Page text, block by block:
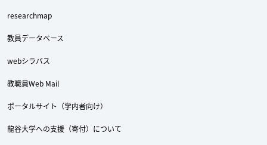
researchmap
教員データベース
webシラバス
教職員Web Mail
ポータルサイト（学内者向け）
龍谷大学への支援（寄付）について